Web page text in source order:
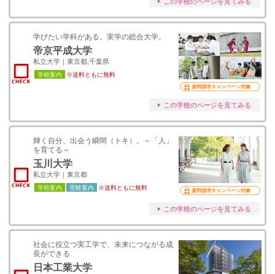
学びたい学科がある。実学の総合大学。
帝京平成大学
私立大学｜東京都,千葉県
学校案内 ※送料ともに無料
資料請求キャンペーン対象
この学校のページを見てみる
輝く自分、出会う瞬間（トキ）。～「人」
を育てる～
玉川大学
私立大学｜東京都
学校案内 受験案内 ※送料ともに無料 資料請求キャンペーン対象
この学校のページを見てみる
社会に役立つ実工学で、未来につながる成
長ができる
日本工業大学